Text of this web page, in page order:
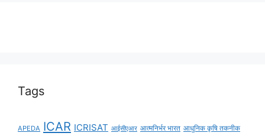
Tags
APEDA ICAR ICRISAT आईसीएआर आत्मनिर्भर भारत आधुनिक कृषि तकनीक